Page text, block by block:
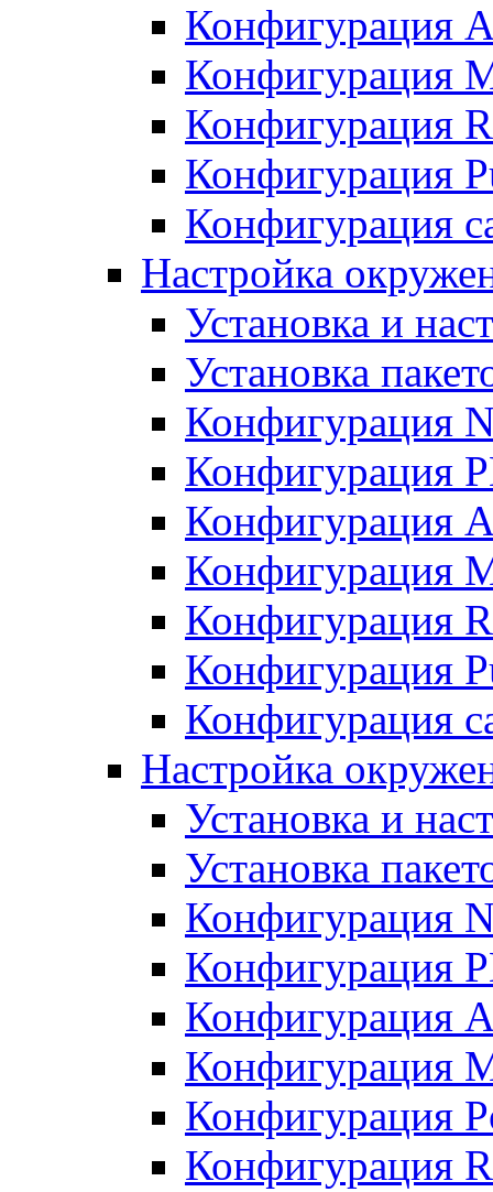
Конфигурация
Конфигурация
Конфигурация
Конфигурация
Конфигурация
Настройка
Установка и
Установка
Конфигурация
Конфигурация
Конфигурация
Конфигурация
Конфигурация
Конфигурация
Конфигурация
Настройка
Установка и
Установка
Конфигурация
Конфигурация
Конфигурация
Конфигурация
Конфигурация
Конфигурация